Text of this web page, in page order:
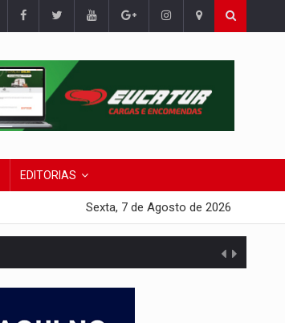
EDITORIAS
Sexta, 7 de Agosto de 2026